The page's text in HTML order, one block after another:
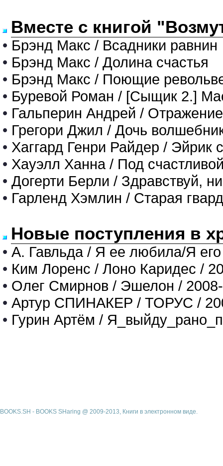
Вместе с книгой
• Брэнд Макс / Всадники равнин
• Брэнд Макс / Долина счастья
• Брэнд Макс / Поющие
• Буревой Роман / [Сыщик 2.]
• Гальперин Андрей /
• Грегори Джил / Дочь
• Хаггард Генри Райдер / Эйрик
• Хауэлл Ханна / Под
• Догерти Берли / Здравствуй,
• Гарленд Хэмлин / Старая
Новые поступления в
• А. Гавльда / Я ее любила/Я
• Ким Лоренс / Лоно Каридес /
• Олег Смирнов / Эшелон /
• Артур СПИНАКЕР / ТОРУС /
• Гурин Артём /
BOOKS.SH - BOOKS SHaring @ 2009-2013, Книги в электронном виде.